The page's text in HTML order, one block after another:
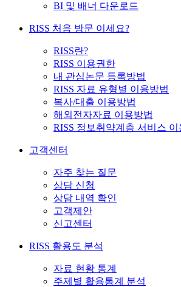
BI 및 배너 다운로드
RISS 처음 방문 이세요?
RISS란?
RISS 이용권한
내 관심논문 등록방법
RISS 자료 유형별 이용방법
복사/대출 이용방법
해외전자자료 이용방법
RISS 정보취약계층 서비스 이
고객센터
자주 찾는 질문
상담 신청
상담 내역 확인
고객제안
신고센터
RISS 활용도 분석
자료 현황 통계
주제별 활용통계 분석